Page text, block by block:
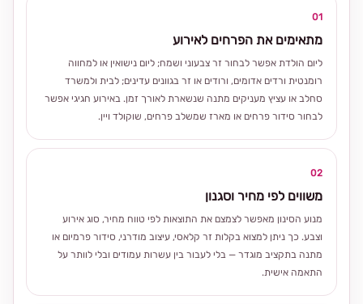
01
מתאימים את הפרחים לאירוע
ליום הולדת אפשר לבחור זר צבעוני ושמח; ליום נישואין או למחווה
רומנטית ורדים אדומים, ורודים או זר בגוונים עדינים; לבית ולמשרד
סחלב או עציץ מעניקים מתנה שנשארת לאורך זמן. באירוע חגיגי אפשר
לבחור סידור פרחים או מארז שמשלב פרחים, שוקולד ויין.
02
משווים לפי מחיר וסגנון
מנוע הסינון מאפשר לצמצם את התוצאות לפי טווח מחיר, סוג אירוע
וצבע. כך ניתן למצוא בקלות זר קלאסי, עיצוב מודרני, סידור פרמיום או
מתנה בתקציב מוגדר — בלי לעבור בין עשרות עמודים ובלי לוותר על
התאמה אישית.